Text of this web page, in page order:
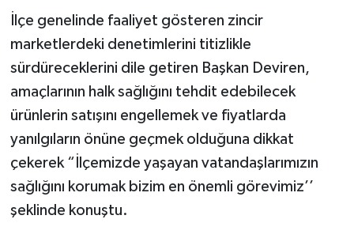
İlçe genelinde faaliyet gösteren zincir
marketlerdeki denetimlerini titizlikle
sürdüreceklerini dile getiren Başkan Deviren,
amaçlarının halk sağlığını tehdit edebilecek
ürünlerin satışını engellemek ve fiyatlarda
yanılgıların önüne geçmek olduğuna dikkat
çekerek “İlçemizde yaşayan vatandaşlarımızın
sağlığını korumak bizim en önemli görevimiz’’
şeklinde konuştu.